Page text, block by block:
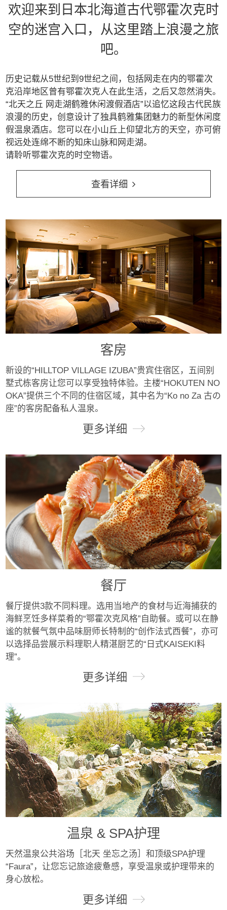
欢迎来到日本北海道古代鄂霍次克时
空的迷宫入口，从这里踏上浪漫之旅
吧。
历史记载从5世纪到9世纪之间，包括网走在内的鄂霍次
克沿岸地区曾有鄂霍次克人在此生活，之后又忽然消失。
“北天之丘 网走湖鹤雅休闲渡假酒店”以追忆这段古代民族
浪漫的历史，创意设计了独具鹤雅集团魅力的新型休闲度
假温泉酒店。您可以在小山丘上仰望北方的天空，亦可俯
视远处连绵不断的知床山脉和网走湖。
请聆听鄂霍次克的时空物语。
查看详细
客房
新设的“HILLTOP VILLAGE IZUBA”贵宾住宿区，五间别
墅式栋客房让您可以享受独特体验。主楼“HOKUTEN NO
OKA”提供三个不同的住宿区域，其中名为“Ko no Za 古の
座”的客房配备私人温泉。
更多详细
餐厅
餐厅提供3款不同料理。选用当地产的食材与近海捕获的
海鲜烹饪多样菜肴的“鄂霍次克风格”自助餐。或可以在静
谧的就餐气氛中品味厨师长特制的“创作法式西餐”，亦可
以选择品尝展示料理职人精湛厨艺的“日式KAISEKI料
理”。
更多详细
温泉 & SPA护理
天然温泉公共浴场［北天 坐忘之汤］和顶级SPA护理
“Faura”，让您忘记旅途疲惫感，享受温泉或护理带来的
身心放松。
更多详细